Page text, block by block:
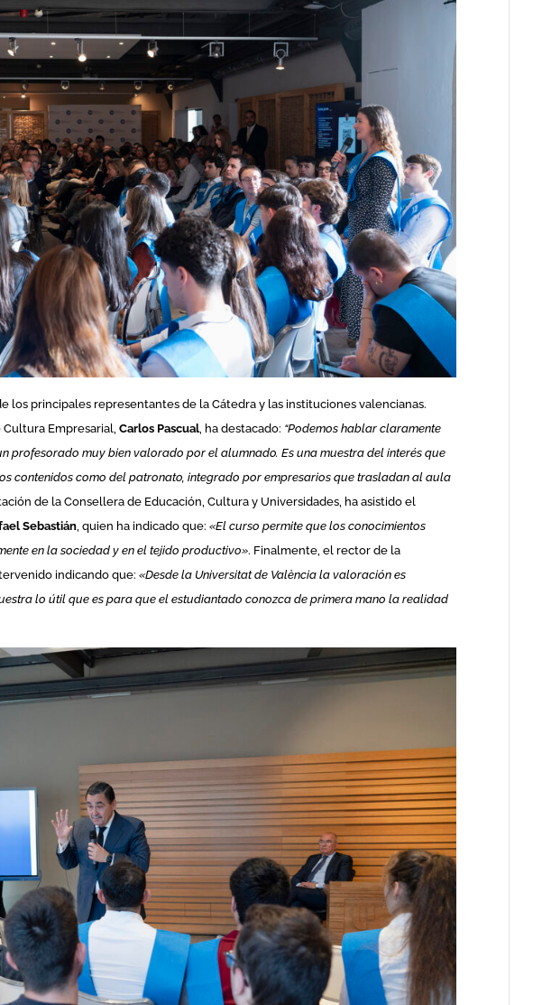
los principales representantes de la Cátedra y las instituciones valencianas.
Cultura Empresarial,Carlos Pascual , ha destacado: “Podemos hablar claramente
profesorado muy bien valorado por el alumnado. Es una muestra del interés que
contenidos como del patronato, integrado por empresarios que trasladan al aula
de la Consellera de Educación, Cultura y Universidades, ha asistido el
Sebastián , quien ha indicado que:«El curso permite que los conocimientos
en la sociedad y en el tejido productivo». Finalmente, el rector de la
indicando que: «Desde la Universitat de València la valoración es
lo útil que es para que el estudiantado conozca de primera mano la realidad